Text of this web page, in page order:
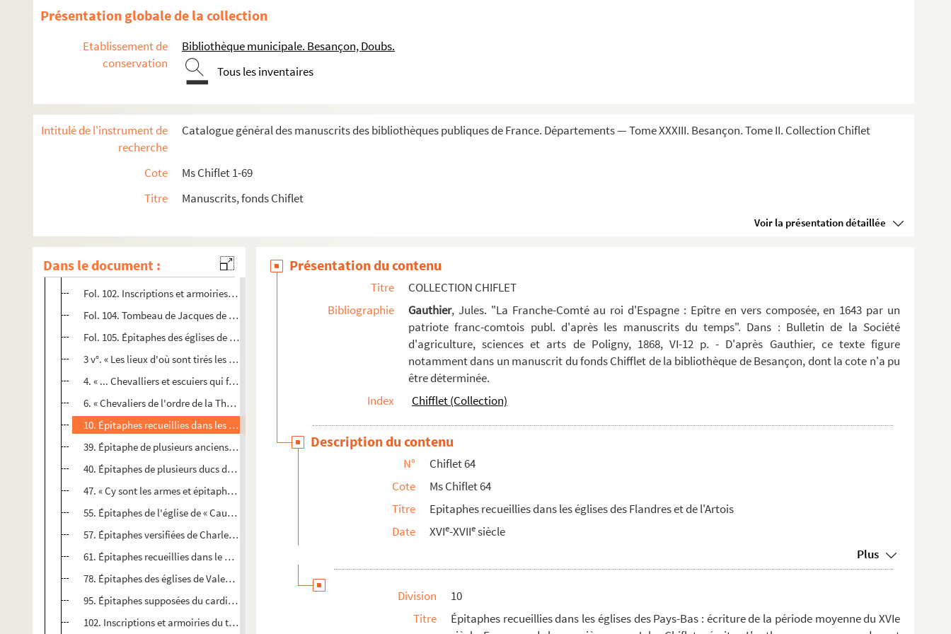
Présentation globale de la collection
Etablissement de
conservation
Bibliothèque municipale. Besançon, Doubs.
Tous les inventaires
Intitulé de l'instrument de
recherche
Catalogue général des manuscrits des bibliothèques publiques de France. Départements — Tome XXXIII. Besançon. Tome II. Collection Chiflet
Cote
Ms Chiflet 1-69
Titre
Manuscrits, fonds Chiflet
Voir la présentation détaillée
Dans le document :
Fol. 4. « ... Chevalliers et escuiers qui furent occis à la bataille d'Azincourt... [1415] : tiré d'un ancie...
Fol. 6. « Chevaliers de l'ordre de la Thoison d'or, de la maison de Croy, morts et où enterrez »
Fol. 39. Épitaphe de plusieurs anciens ducs de Brabant, à Tervure, composée par Henri Dupuy
Fol. 40. Épitaphes de plusieurs ducs de Bourgogne et de princes de la maison d'Autriche, en partie de la main...
Fol. 57. Épitaphes versifiées de Charles le Téméraire, de Philippe le Beau, de l'empereur Maximilien
Fol. 78. Épitaphes des églises de Valenciennes
Fol. 95. Épitaphes supposées du cardinal de Richelieu, du duc de Buckingham, du P. Joseph
Fol. 102. Inscriptions et armoiries du tombeau d'Engelbert de Nassau, à Bréda
Fol. 104. Tombeau de Jacques de Lalain, dit le bon chevalier, à Lalain-lez-Douai (1453) : dessin lavé à l'encr...
Fol. 105. Épitaphes des églises de la Flandre et de l'Artois (Douai, Arras, Condé, Avesnes, Lille, Béthune, et...
3 v°. « Les lieux d'où sont tirés les épitaphes contenus en ce cayer »
4. « ... Chevalliers et escuiers qui furent occis à la bataille d'Azincourt... [1415] : tiré d'un ancie...
6. « Chevaliers de l'ordre de la Thoison d'or, de la maison de Croy, morts et où enterrez » (1472-1624)
10. Épitaphes recueillies dans les églises des Pays-Bas : écriture de la période moyenne du XVIe siècle....
39. Épitaphe de plusieurs anciens ducs de Brabant, à Tervure, composée par Henri Dupuy (1616)
40. Épitaphes de plusieurs ducs de Bourgogne et de princes de la maison d'Autriche, en partie de la main...
47. « Cy sont les armes et épitaphe de très illustre princesse madame Isabelle de Bourbon, femme du très...
55. Épitaphes de l'église de « Cauberghe, à Bruxelles »
57. Épitaphes versifiées de Charles le Téméraire, de Philippe le Beau, de l'empereur Maximilien
61. Épitaphes recueillies dans le Hainaut (Mons, Songnies, Ath, Enghien, Avesnes, Beaumont, etc.)
78. Épitaphes des églises de Valenciennes
95. Épitaphes supposées du cardinal de Richelieu, du duc de Buckingham, du P. Joseph
102. Inscriptions et armoiries du tombeau d'Engelbert de Nassau, à Bréda
Présentation du contenu
Titre
COLLECTION CHIFLET
Bibliographie
Gauthier, Jules. "La Franche-Comté au roi d'Espagne : Epître en vers composée, en 1643 par un
patriote franc-comtois publ. d'après les manuscrits du temps". Dans : Bulletin de la Société
d'agriculture, sciences et arts de Poligny, 1868, VI-12 p. - D'après Gauthier, ce texte figure
notamment dans un manuscrit du fonds Chifflet de la bibliothèque de Besançon, dont la cote n'a pu
être déterminée.
Index
Chifflet (Collection)
Description du contenu
N°
Chiflet 64
Cote
Ms Chiflet 64
Titre
Epitaphes recueillies dans les églises des Flandres et de l'Artois
Date
XVIe-XVIIesiècle
Plus
Division
10
Titre
Épitaphes recueillies dans les églises des Pays-Bas : écriture de la période moyenne du XVIe